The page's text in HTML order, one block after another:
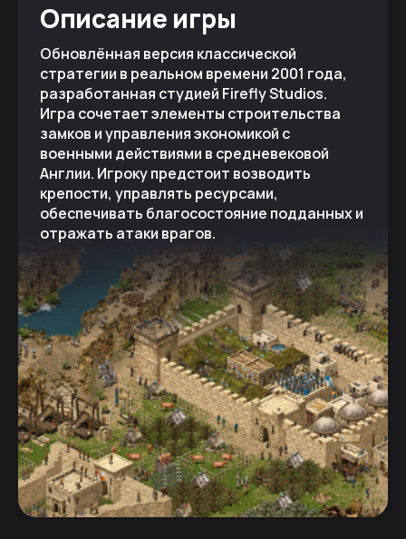
Описание игры
Обновлённая версия классической
стратегии в реальном времени 2001 года,
разработанная студией Firefly Studios.
Игра сочетает элементы строительства
замков и управления экономикой с
военными действиями в средневековой
Англии. Игроку предстоит возводить
крепости, управлять ресурсами,
обеспечивать благосостояние подданных и
отражать атаки врагов.